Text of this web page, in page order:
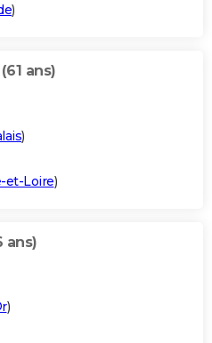
)
(61 ans)
)
et-Loire)
ans)
)